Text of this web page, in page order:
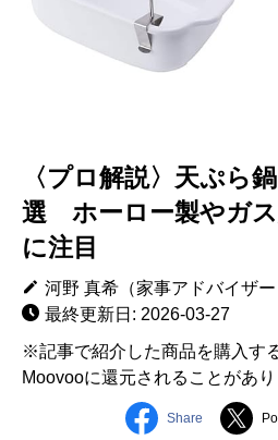
〈プロ解説〉天ぷら
選 ホーロー製やガ
に注目
河野 真希（家事アドバイザー
最終更新日: 2026-03-27
※記事で紹介した商品を購入す
Moovooに還元されることがあり
Share